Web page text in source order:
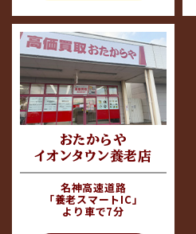
おたからや
イオンタウン養老店
名神高速道路
「養老スマートIC」
より車で7分